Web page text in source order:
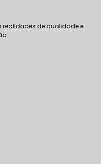
realidades de qualidade e